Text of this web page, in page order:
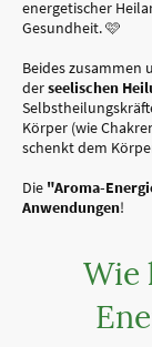
energetischer
Gesundheit. 🩷
Beides zusammen
derseelischen
Körper (wie
schenkt dem
Die "Aroma-
Anwendungen!
Wie